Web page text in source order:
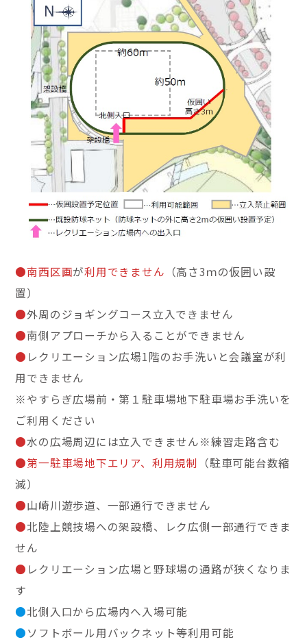
●南西区画が利用できません （高さ3ｍの仮囲い設
置）
●外周のジョギングコース立入できません
●南側アプローチから入ることができません
● レクリエーション広場1階のお手洗いと会議室が利
用できません
※やすらぎ広場前・第１駐車場地下駐車場お手洗いを
ご利用ください
●水の広場周辺には立入できません※練習走路含む
●第一駐車場地下エリア、利用規制 （駐車可能台数縮
減）
●山崎川遊歩道、一部通行できません
●北陸上競技場への架設橋、レク広側一部通行できま
せん
● レクリエーション広場と野球場の通路が狭くなりま
す
●北側入口から広場内へ入場可能
●ソフトボール用バックネット等利用可能